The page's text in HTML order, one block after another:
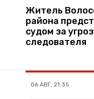
Житель
района
судом за
следователя
06 АВГ, 21:35